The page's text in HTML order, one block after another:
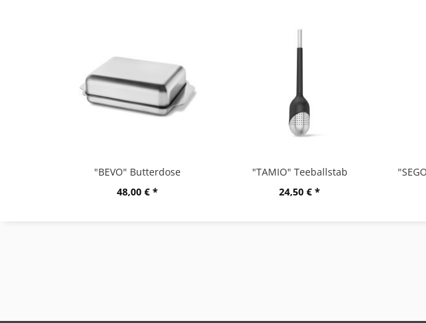
"BEVO" Butterdose
48,00 € *
"TAMIO" Teeballstab
24,50 € *